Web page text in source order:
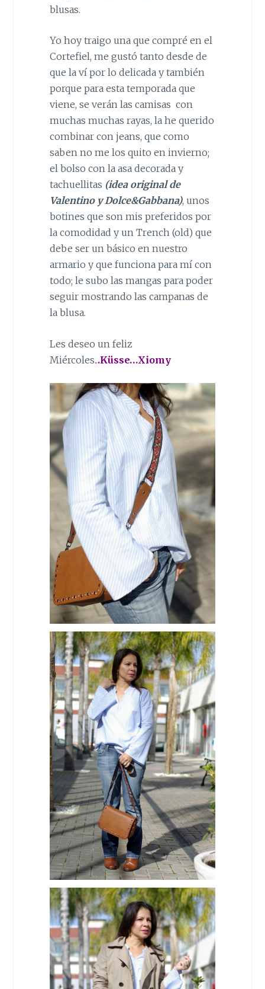
blusas.
Yo hoy traigo una que compré en el
Cortefiel, me gustó tanto desde de
que la ví por lo delicada y también
porque para esta temporada que
viene, se verán las camisas con
muchas muchas rayas, la he querido
combinar con jeans, que como
saben no me los quito en invierno;
el bolso con la asa decorada y
tachuellitas (idea original de
Valentino y Dolce&Gabbana), unos
botines que son mis preferidos por
la comodidad y un Trench (old) que
debe ser un básico en nuestro
armario y que funciona para mí con
todo; le subo las mangas para poder
seguir mostrando las campanas de
la blusa.
Les deseo un feliz
Miércoles...Küsse…Xiomy